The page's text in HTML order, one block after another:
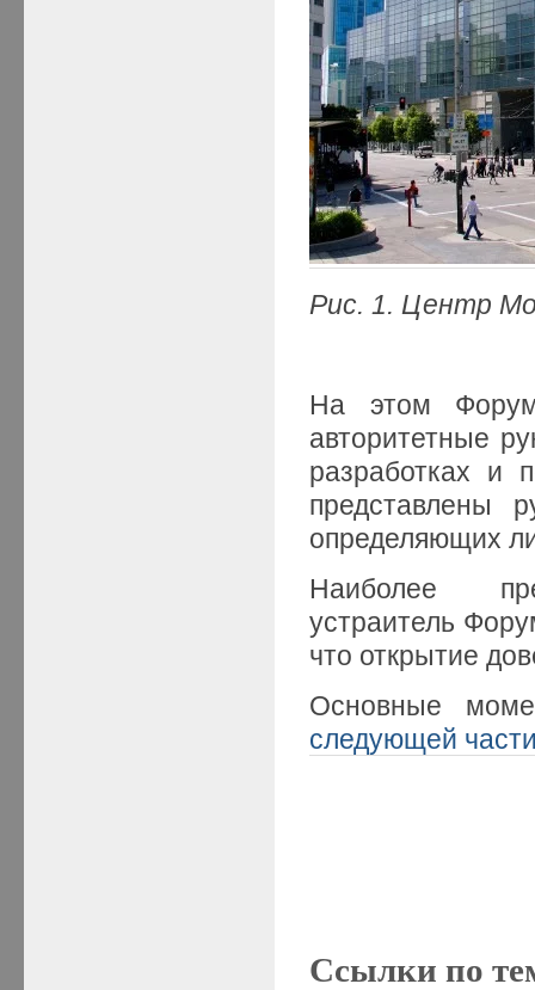
Рис. 1. Центр
На этом
авторитетные
разработках и
представлены
определяющих
Наиболее
устраитель
что открытие
Основные
следующей
Ссылки по